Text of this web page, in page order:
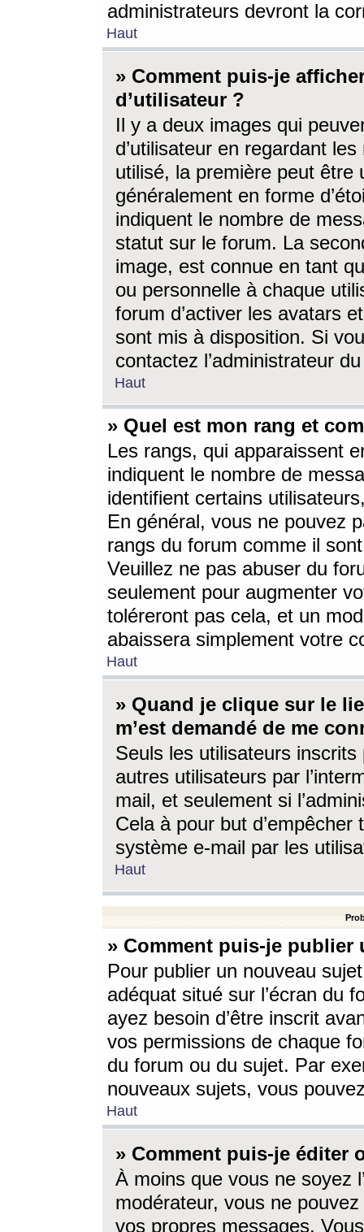
administrateurs devront la
Haut
» Comment puis-je
d’utilisateur ?
Il y a deux images qui
d’utilisateur en regardant
utilisé, la première peut être
généralement en forme
indiquent le nombre de
statut sur le forum. La
image, est connue en tant
ou personnelle à chaque
forum d’activer les avatars
sont mis à disposition. Si
contactez l’administrateur
Haut
» Quel est mon rang et
Les rangs, qui apparaissent
indiquent le nombre de
identifient certains
En général, vous ne pouvez
rangs du forum comme il
Veuillez ne pas abuser du
seulement pour augmenter
toléreront pas cela, et un
abaissera simplement votre
Haut
» Quand je clique sur le
m’est demandé de me
Seuls les utilisateurs
autres utilisateurs par
mail, et seulement si
Cela à pour but
système e-mail par les
Haut
» Comment puis-je
Pour publier un nouveau
adéquat situé sur l’écran du
ayez besoin d’être inscrit
vos permissions de chaque
du forum ou du sujet. Par
nouveaux sujets, vous
Haut
» Comment puis-je éditer
À moins que vous ne soyez
modérateur, vous ne
vos propres messages.